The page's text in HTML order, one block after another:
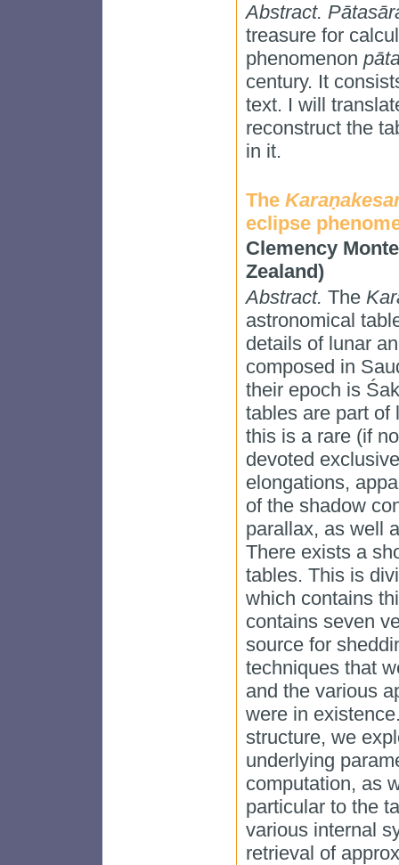
Abstract.
treasure for
phenomenon
century. It
text. I will
reconstruct the
in it.
The
eclipse
Clemency
Zealand)
Abstract. The
astronomical
details of lunar
composed in
their epoch is
tables are part of
this is a rare (if
devoted
elongations,
of the shadow
parallax, as well
There exists a
tables. This is
which contains
contains seven
source for
techniques that
and the various
were in
structure, we
underlying
computation, as
particular to the
various internal
retrieval of